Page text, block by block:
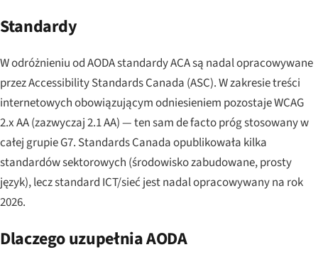
Standardy
W odróżnieniu od AODA standardy ACA są nadal opracowywane
przez Accessibility Standards Canada (ASC). W zakresie treści
internetowych obowiązującym odniesieniem pozostaje WCAG
2.x AA (zazwyczaj 2.1 AA) — ten sam de facto próg stosowany w
całej grupie G7. Standards Canada opublikowała kilka
standardów sektorowych (środowisko zabudowane, prosty
język), lecz standard ICT/sieć jest nadal opracowywany na rok
2026.
Dlaczego uzupełnia AODA